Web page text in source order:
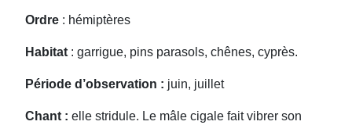
Ordre : hémiptères
Habitat : garrigue, pins parasols, chênes, cyprès.
Période d’observation : juin, juillet
Chant : elle stridule. Le mâle cigale fait vibrer son